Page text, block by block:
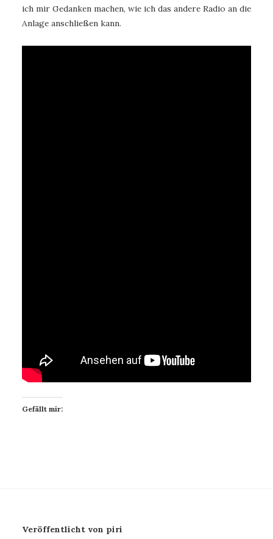
ich mir Gedanken machen, wie ich das andere Radio an die
Anlage anschließen kann.
Gefällt mir:
Veröffentlicht von piri